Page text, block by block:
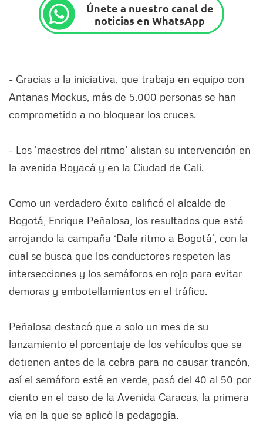
Únete a nuestro canal de
noticias en WhatsApp
- Gracias a la iniciativa, que trabaja en equipo con
Antanas Mockus, más de 5.000 personas se han
comprometido a no bloquear los cruces.
- Los 'maestros del ritmo' alistan su intervención en
la avenida Boyacá y en la Ciudad de Cali.
Como un verdadero éxito calificó el alcalde de
Bogotá, Enrique Peñalosa, los resultados que está
arrojando la campaña ‘Dale ritmo a Bogotá’, con la
cual se busca que los conductores respeten las
intersecciones y los semáforos en rojo para evitar
demoras y embotellamientos en el tráfico.
Peñalosa destacó que a solo un mes de su
lanzamiento el porcentaje de los vehículos que se
detienen antes de la cebra para no causar trancón,
así el semáforo esté en verde, pasó del 40 al 50 por
ciento en el caso de la Avenida Caracas, la primera
vía en la que se aplicó la pedagogía.